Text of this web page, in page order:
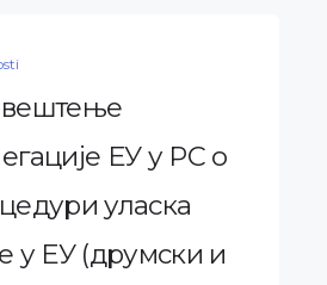
ЕУ у РС о
уласка
у ЕУ (друмски и